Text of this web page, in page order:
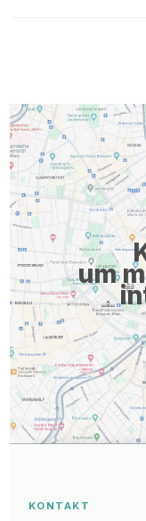
um
KONTAKT